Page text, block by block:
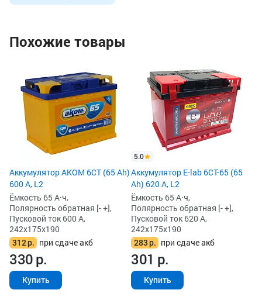
Похожие товары
Аккумулятор AKOM 6СТ (65 Ah)
600 А, L2
Ёмкость 65 А·ч,
Полярность обратная [- +],
Пусковой ток 600 А,
242x175x190
312р. при сдаче акб
330р.
Купить
5.0
Аккумулятор E-lab 6СТ-65 (65
Ah) 620 А, L2
Ёмкость 65 А·ч,
Полярность обратная [- +],
Пусковой ток 620 А,
242x175x190
283р. при сдаче акб
301 р.
Купить